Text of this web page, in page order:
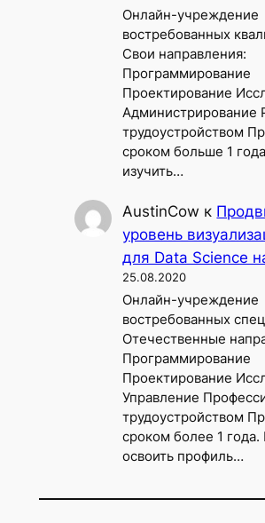
Онлайн-учреждение
востребованных
Свои направления:
Программирование
Проектирование
Администрирование
трудоустройством
сроком больше 1
изучить…
AustinCow к
уровень
для Data Science
25.08.2020
Онлайн-учреждение
востребованных
Отечественные
Программирование
Проектирование
Управление
трудоустройством
сроком более 1
освоить профиль…